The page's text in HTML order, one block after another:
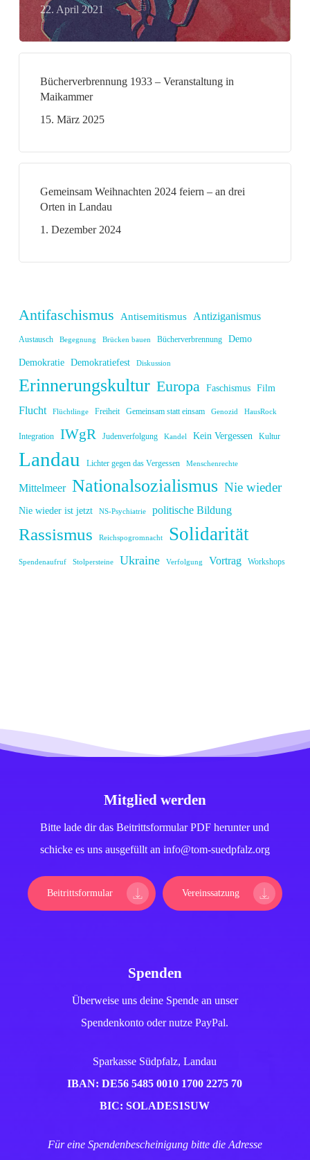
22. April 2021
Bücherverbrennung 1933 – Veranstaltung in
Maikammer
15. März 2025
Gemeinsam Weihnachten 2024 feiern – an drei
Orten in Landau
1. Dezember 2024
Antifaschismus Antisemitismus Antiziganismus
Austausch Begegnung Brücken bauen Bücherverbrennung Demo
Demokratie Demokratiefest Diskussion
Erinnerungskultur Europa Faschismus Film
Flucht Flüchtlinge Freiheit Gemeinsam statt einsam Genozid HausRock
Integration IWgR Judenverfolgung Kandel Kein Vergessen Kultur
Landau Lichter gegen das Vergessen Menschenrechte
Mittelmeer Nationalsozialismus Nie wieder
Nie wieder ist jetzt NS-Psychiatrie politische Bildung
Rassismus Reichspogromnacht Solidarität
Spendenaufruf Stolpersteine Ukraine Verfolgung Vortrag Workshops
Mitglied werden
Bitte lade dir das Beitrittsformular PDF herunter und
schicke es uns ausgefüllt an info@tom-suedpfalz.org
Beitrittsformular Vereinssatzung
Spenden
Überweise uns deine Spende an unser
Spendenkonto oder nutze PayPal.
Sparkasse Südpfalz, Landau
IBAN: DE56 5485 0010 1700 2275 70
BIC: SOLADES1SUW
Für eine Spendenbescheinigung bitte die Adresse